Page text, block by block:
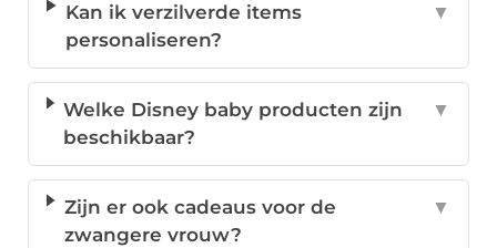
Kan ik verzilverde items
personaliseren?
▼
Welke Disney baby producten zijn
beschikbaar?
▼
Zijn er ook cadeaus voor de
zwangere vrouw?
▼